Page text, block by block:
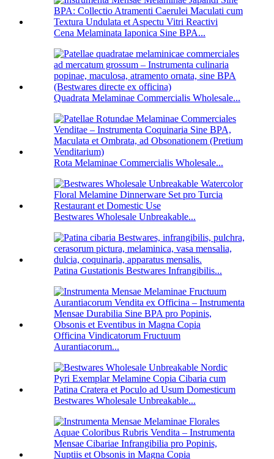
Cena Melaminata Iaponica Sine BPA...
Quadrata Melaminae Commercialis Wholesale...
Rota Melaminae Commercialis Wholesale...
Bestwares Wholesale Unbreakable...
Patina Gustationis Bestwares Infrangibilis...
Officina Vindicatorum Fructuum
Aurantiacorum...
Bestwares Wholesale Unbreakable...